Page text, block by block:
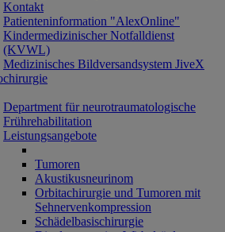
Kontakt
Patienteninformation "AlexOnline"
Kindermedizinischer Notfalldienst
(KVWL)
Medizinisches Bildversandsystem JiveX
Department für neurotraumatologische
Frührehabilitation
Leistungsangebote
Tumoren
Akustikusneurinom
Orbitachirurgie und Tumoren mit
Sehnervenkompression
Schädelbasischirurgie